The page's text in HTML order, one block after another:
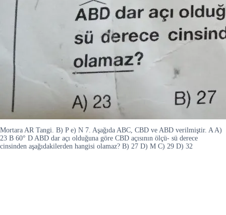
Mortara AR Tangi. B) P e) N 7. Aşağıda ABC, CBD ve ABD verilmiştir. A A)
23 B 60° D ABD dar açı olduğuna göre CBD açısının ölçü- sü derece
cinsinden aşağıdakilerden hangisi olamaz? B) 27 D) M C) 29 D) 32